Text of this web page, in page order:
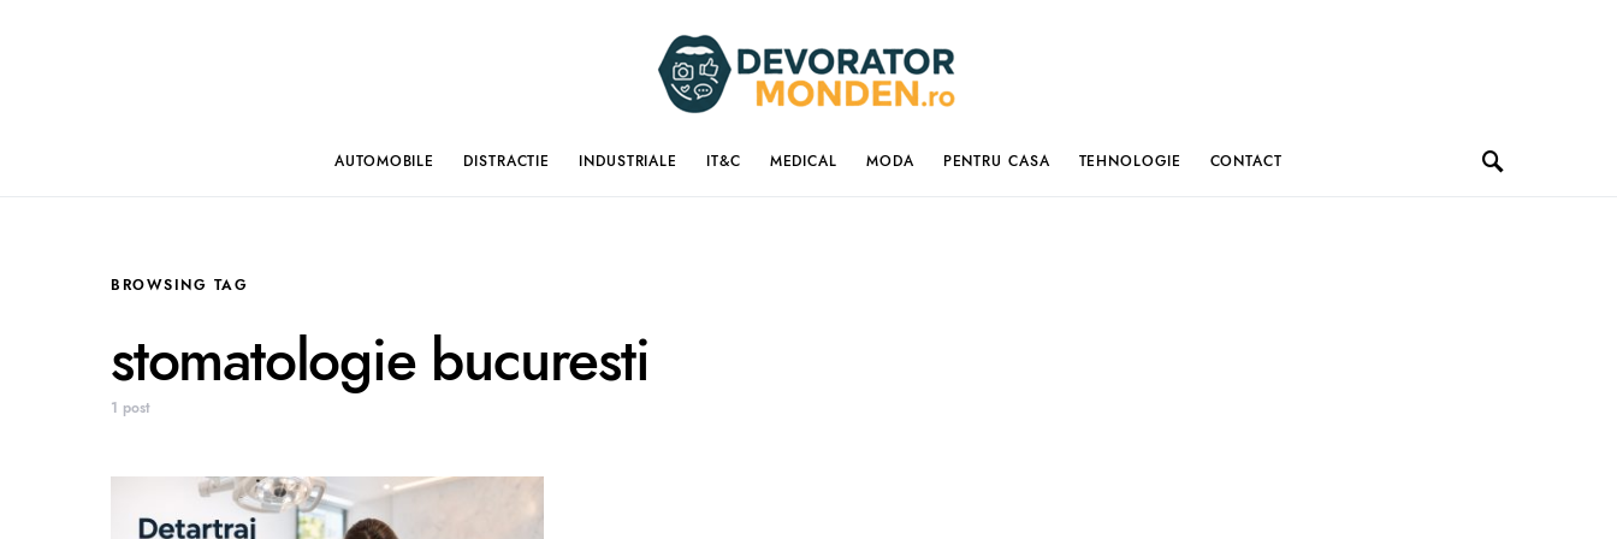
AUTOMOBILE DISTRACTIE INDUSTRIALE IT&C MEDICAL MODA PENTRU CASA TEHNOLOGIE CONTACT
BROWSING TAG
stomatologie bucuresti
1 post